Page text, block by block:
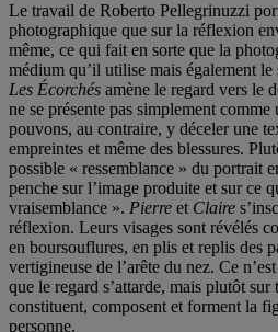
Le travail de Roberto Pellegrinuzzi
photographique que sur la réflexion
même, ce qui fait en sorte que la
médium qu’il utilise mais également
Les Écorchés amène le regard vers le
ne se présente pas simplement
pouvons, au contraire, y déceler une
empreintes et même des blessures.
possible « ressemblance » du portrait
penche sur l’image produite et sur ce
vraisemblance ». Pierre et Claire
réflexion. Leurs visages sont révélés
en boursouflures, en plis et replis des
vertigineuse de l’arête du nez. Ce
que le regard s’attarde, mais plutôt sur
constituent, composent et forment la
personne.